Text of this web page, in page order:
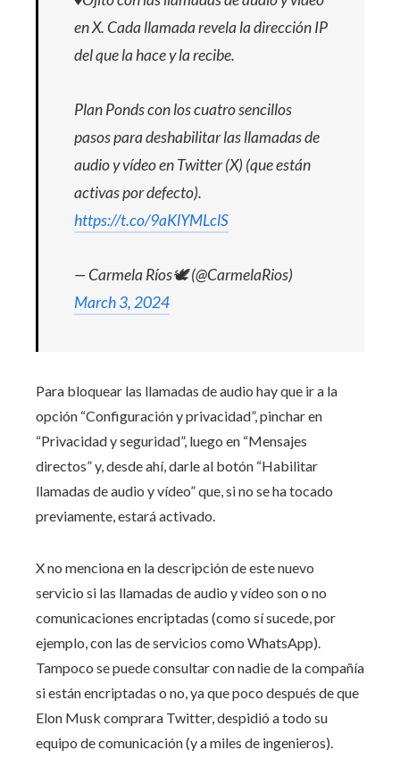
en X. Cada llamada revela la dirección IP
del que la hace y la recibe.
Plan Ponds con los cuatro sencillos
pasos para deshabilitar las llamadas de
audio y vídeo en Twitter (X) (que están
activas por defecto).
https://t.co/9aKlYMLclS
— Carmela Ríos🕊 (@CarmelaRios)
March 3, 2024
Para bloquear las llamadas de audio hay que ir a la
opción “Configuración y privacidad”, pinchar en
“Privacidad y seguridad”, luego en “Mensajes
directos” y, desde ahí, darle al botón “Habilitar
llamadas de audio y vídeo” que, si no se ha tocado
previamente, estará activado.
X no menciona en la descripción de este nuevo
servicio si las llamadas de audio y vídeo son o no
comunicaciones encriptadas (como sí sucede, por
ejemplo, con las de servicios como WhatsApp).
Tampoco se puede consultar con nadie de la compañía
si están encriptadas o no, ya que poco después de que
Elon Musk comprara Twitter, despidió a todo su
equipo de comunicación (y a miles de ingenieros).